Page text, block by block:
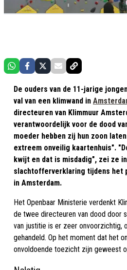
De ouders van de 11-jarige
val van een klimwand in
directeuren van Klimmuur
verantwoordelijk voor de dood
moeder hebben zij hun zoon
extreem onveilig kaartenhuis".
kwijt en dat is misdadig", zei ze
slachtofferverklaring tijdens het
in Amsterdam.
Het Openbaar Ministerie verdenkt
de twee directeuren van dood door
van justitie is er zeer onvoorzichtig,
gehandeld. Op het moment dat het
onvoldoende toezicht zijn geweest